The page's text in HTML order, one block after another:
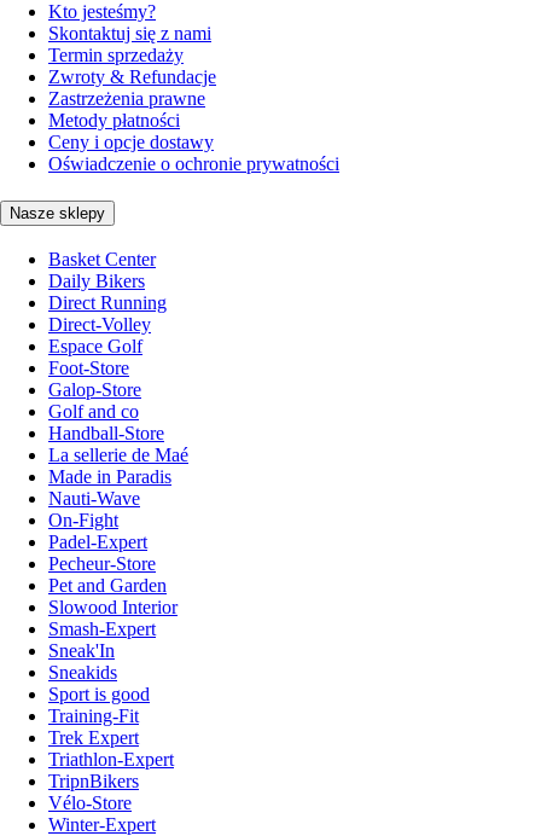
Kto jesteśmy?
Skontaktuj się z nami
Termin sprzedaży
Zwroty & Refundacje
Zastrzeżenia prawne
Metody płatności
Ceny i opcje dostawy
Oświadczenie o ochronie prywatności
Nasze sklepy
Basket Center
Daily Bikers
Direct Running
Direct-Volley
Espace Golf
Foot-Store
Galop-Store
Golf and co
Handball-Store
La sellerie de Maé
Made in Paradis
Nauti-Wave
On-Fight
Padel-Expert
Pecheur-Store
Pet and Garden
Slowood Interior
Smash-Expert
Sneak'In
Sneakids
Sport is good
Training-Fit
Trek Expert
Triathlon-Expert
TripnBikers
Vélo-Store
Winter-Expert